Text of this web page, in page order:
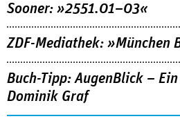
Sooner: »2551.01–03«
ZDF-Mediathek: »München
Buch-Tipp: AugenBlick –
Dominik Graf